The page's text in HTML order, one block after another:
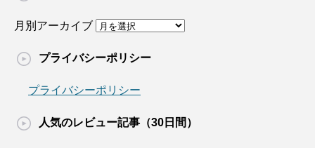
月別アーカイブ
プライバシーポリシー
プライバシーポリシー
人気のレビュー記事（30日間）